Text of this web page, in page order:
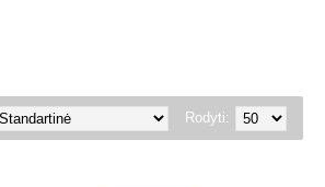
Rodyti: